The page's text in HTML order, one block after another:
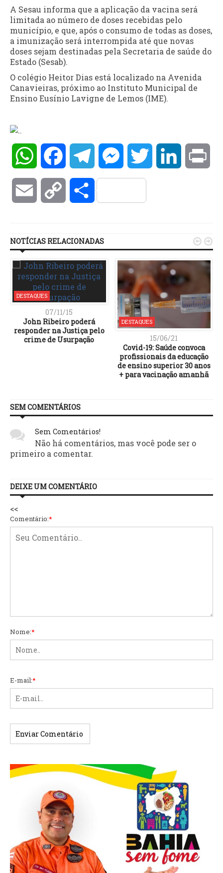
A Sesau informa que a aplicação da vacina será
limitada ao número de doses recebidas pelo
município, e que, após o consumo de todas as doses,
a imunização será interrompida até que novas
doses sejam destinadas pela Secretaria de saúde do
Estado (Sesab).
O colégio Heitor Dias está localizado na Avenida
Canavieiras, próximo ao Instituto Municipal de
Ensino Eusínio Lavigne de Lemos (IME).
WhatsAppFacebookTelegramMessengerTwitter LinkedIn
Email Copy Compartilhar
NOTÍCIAS RELACIONADAS
DESTAQUES
07/11/15
John Ribeiro poderá
responder na Justiça pelo
crime de Usurpação
DESTAQUES
15/06/21
Covid-19: Saúde convoca
profissionais da educação
de ensino superior 30 anos
+ para vacinação amanhã
 
SEM COMENTÁRIOS
Sem Comentários!
Não há comentários, mas você pode ser o
primeiro a comentar.
DEIXE UM COMENTÁRIO
<<
Comentário:*
Nome:*
E-mail:*